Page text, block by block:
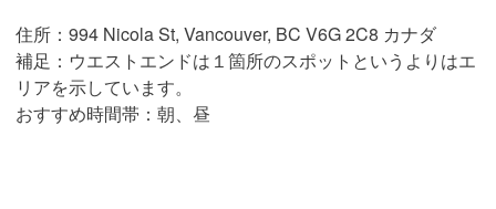
住所：994 Nicola St, Vancouver, BC V6G 2C8 カナダ
補足：ウエストエンドは１箇所のスポットというよりはエ
リアを示しています。
おすすめ時間帯：朝、昼